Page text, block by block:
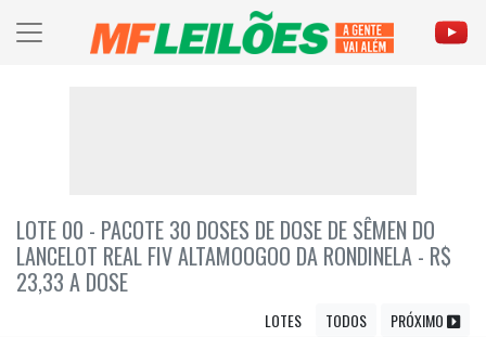
LOTE 00 - PACOTE 30 DOSES DE DOSE DE SÊMEN DO
LANCELOT REAL FIV ALTAMOOGOO DA RONDINELA - R$
23,33 A DOSE
LOTES TODOS PRÓXIMO